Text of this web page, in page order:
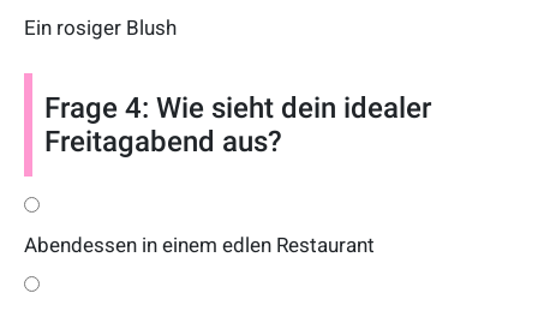
Ein rosiger Blush
Frage 4: Wie sieht dein idealer
Freitagabend aus?
Abendessen in einem edlen Restaurant